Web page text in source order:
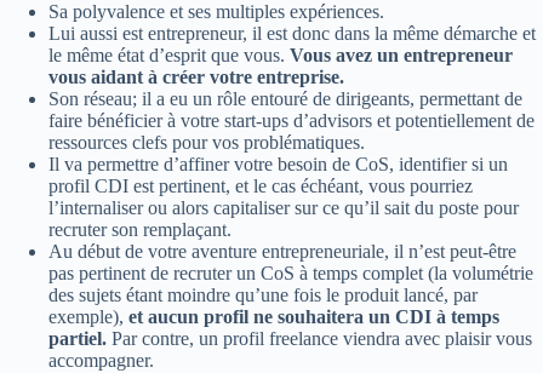
Sa polyvalence et ses multiples expériences.
Lui aussi est entrepreneur, il est donc dans la même démarche et
le même état d’esprit que vous. Vous avez un entrepreneur
vous aidant à créer votre entreprise.
Son réseau; il a eu un rôle entouré de dirigeants, permettant de
faire bénéficier à votre start-ups d’advisors et potentiellement de
ressources clefs pour vos problématiques.
Il va permettre d’affiner votre besoin de CoS, identifier si un
profil CDI est pertinent, et le cas échéant, vous pourriez
l’internaliser ou alors capitaliser sur ce qu’il sait du poste pour
recruter son remplaçant.
Au début de votre aventure entrepreneuriale, il n’est peut-être
pas pertinent de recruter un CoS à temps complet (la volumétrie
des sujets étant moindre qu’une fois le produit lancé, par
exemple), et aucun profil ne souhaitera un CDI à temps
partiel. Par contre, un profil freelance viendra avec plaisir vous
accompagner.